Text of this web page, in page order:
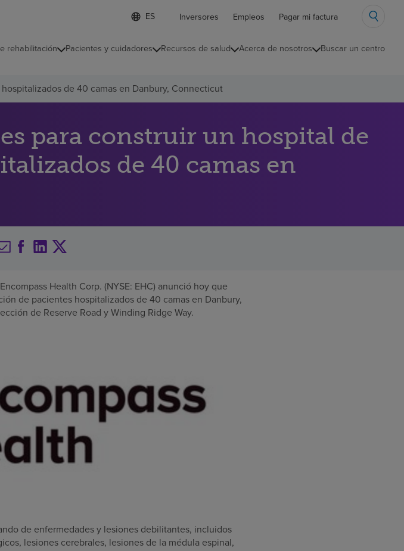
Lista
de
contraída
d
o
e
l
c
i
n
Inversores Empleos Pagar mi factura
rehabilitación Pacientes y cuidadores Recursos de salud Acerca de nosotros Buscar un centro
de 40 camas en Danbury, Connecticut
para construir un hospital de
de 40 camas en
Health Corp. (NYSE: EHC) anunció hoy que
de pacientes hospitalizados de 40 camas en Danbury,
de Reserve Road y Winding Ridge Way.
de enfermedades y lesiones debilitantes, incluidos
lesiones cerebrales, lesiones de la médula espinal,